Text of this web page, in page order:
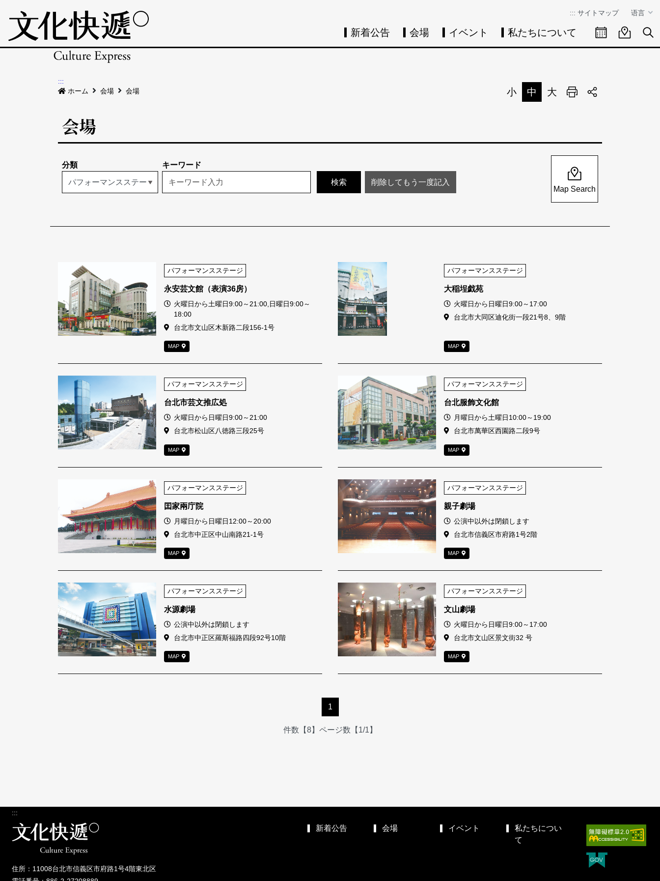
::: サイトマップ 语言
新着公告 会場 イベント 私たちについて イベントカレン
イベント
検
:::
ホーム
会場 会場 小 中 大 印刷
会場
分類 キーワード
Map Search
パフォーマンスステージ
永安芸文館（表演36房）
営業時間
火曜日から土曜日9:00～21:00,日曜日9:00～
18:00
住所
台北市文山区木新路二段156-1号
MAP
パフォーマンスステージ
大稲埕戯苑
営業時間
火曜日から日曜日9:00～17:00
住所
台北市大同区迪化街一段21号8、9階
MAP
パフォーマンスステージ
台北市芸文推広処
営業時間
火曜日から日曜日9:00～21:00
住所
台北市松山区八徳路三段25号
MAP
パフォーマンスステージ
台北服飾文化館
営業時間
月曜日から土曜日10:00～19:00
住所
台北市萬華区西園路二段9号
MAP
パフォーマンスステージ
囯家兩庁院
営業時間
月曜日から日曜日12:00～20:00
住所
台北市中正区中山南路21-1号
MAP
パフォーマンスステージ
親子劇場
営業時間
公演中以外は閉鎖します
住所
台北市信義区市府路1号2階
MAP
パフォーマンスステージ
水源劇場
営業時間
公演中以外は閉鎖します
住所
台北市中正区羅斯福路四段92号10階
MAP
パフォーマンスステージ
文山劇場
営業時間
火曜日から日曜日9:00～17:00
住所
台北市文山区景文街32 号
MAP
1
件数【8】ページ数【1/1】
:::
住所：11008台北市信義区市府路1号4階東北区
新着公告 会場 イベント
私たちについ
て